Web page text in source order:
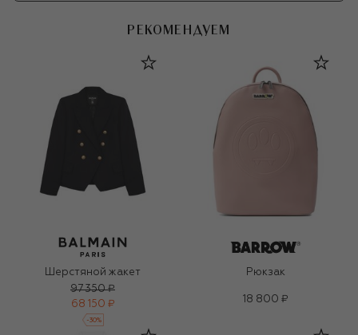
РЕКОМЕНДУЕМ
Шерстяной жакет
97 350 ₽
68 150 ₽
-30%
Рюкзак
18 800 ₽